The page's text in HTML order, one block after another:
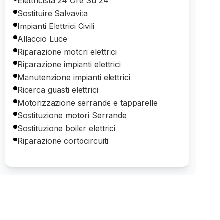
Sostituire Salvavita
Impianti Elettrici Civili
Allaccio Luce
Riparazione motori elettrici
Riparazione impianti elettrici
Manutenzione impianti elettrici
Ricerca guasti elettrici
Motorizzazione serrande e tapparelle
Sostituzione motori Serrande
Sostituzione boiler elettrici
Riparazione cortocircuiti